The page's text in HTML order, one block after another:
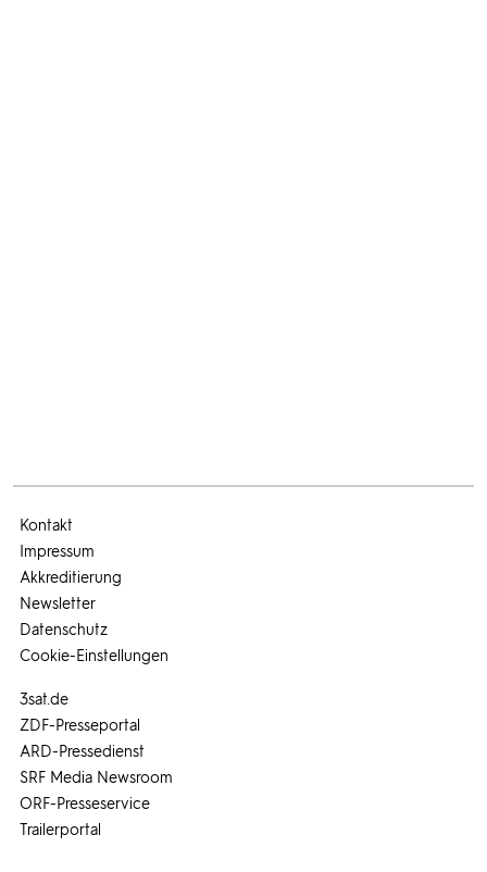
3sat.de
ZDF-Presseportal
ARD-Pressedienst
SRF Media Newsroom
ORF-Presseservice
Trailerportal
Kontakt
Impressum
Akkreditierung
Newsletter
Datenschutz
Cookie-Einstellungen